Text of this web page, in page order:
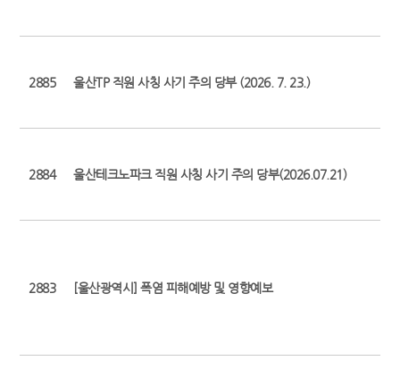
2885 울산TP 직원 사칭 사기 주의 당부 (2026. 7. 23.)
2884 울산테크노파크 직원 사칭 사기 주의 당부(2026.07.21)
2883 [울산광역시] 폭염 피해예방 및 영향예보